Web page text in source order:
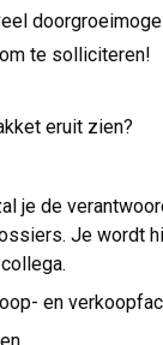
te solliciteren!
eruit zien?
je de
Je wordt
en